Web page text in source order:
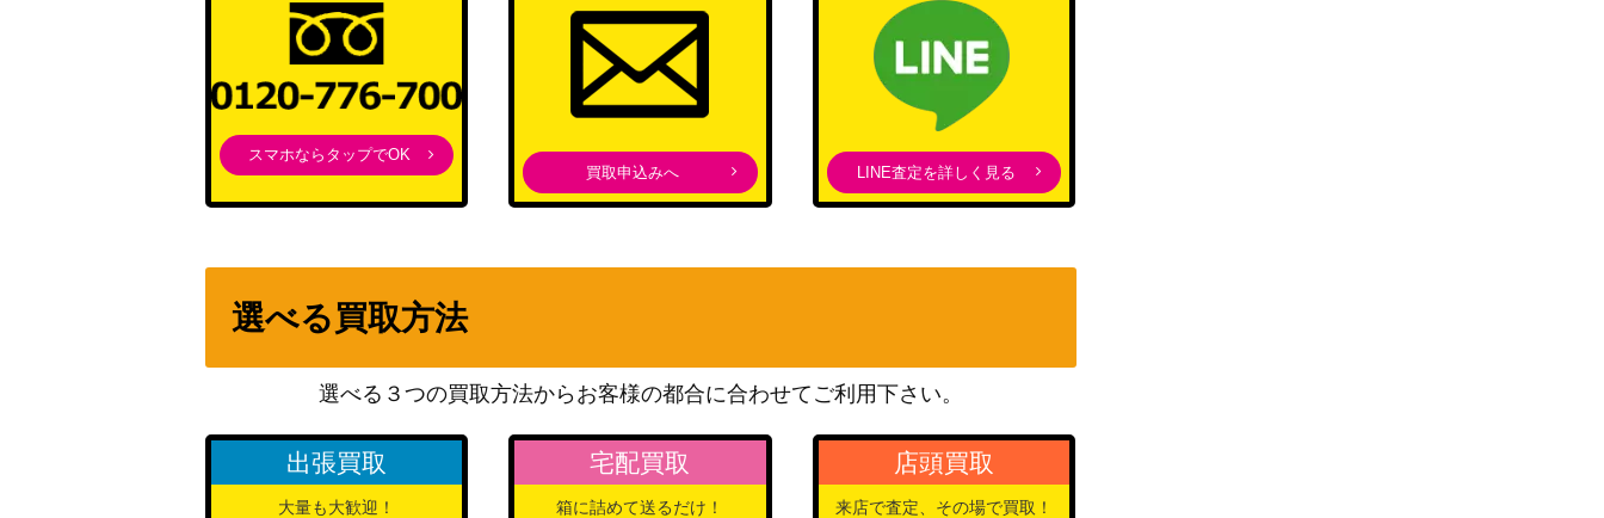
緑谷 出久（SR★★★/パラレル）【EX06BT/MHA-2-026】
バンダイ
（僕のヒーローアカデミア
35,000
虎杖 悠仁（SR★★★/パラレル）【UA02BT/JJK-1-040】
竈門 炭治郎（SR★★★/パラレル）【UA05BT/KMY-1-008】
バンダイ
（鬼滅の刃）
10,000
リムル（UR/WINNERver.）【UAPR/TSK-1-091】
（転生したらスライムだっ
20,000
（鉄拳7）
バンダイ
イコラ/753（SR★★/パラレル）【UA33BT/NGR-1-072】
（2.5次元の誘惑）
スマホならタップでOK
買取申込みへ LINE査定を詳しく見る
選べる買取方法
選べる３つの買取方法からお客様の都合に合わせてご利用下さい。
出張買取
大量も大歓迎！
宅配買取
箱に詰めて送るだけ！
店頭買取
来店で査定、その場で買取！